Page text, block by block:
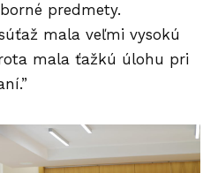
predmety.
mala veľmi vysokú
mala ťažkú úlohu pri